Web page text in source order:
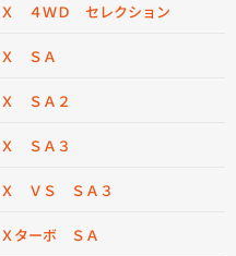
Ｘ ４ＷＤ セレクション
Ｘ ＳＡ
Ｘ ＳＡ２
Ｘ ＳＡ３
Ｘ ＶＳ ＳＡ３
Ｘターボ ＳＡ